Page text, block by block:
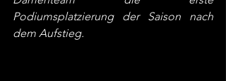
Podiumsplatzierung der Saison nach
dem Aufstieg.